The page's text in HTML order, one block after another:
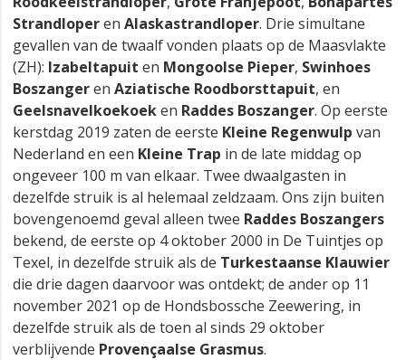
Strandloperen Alaskastrandloper. Drie simultane
gevallen van de twaalf vonden plaats op de Maasvlakte
(ZH): Izabeltapuit en Mongoolse Pieper, Swinhoes
Boszangeren Aziatische Roodborsttapuit, en
Geelsnavelkoekoeken Raddes Boszanger. Op eerste
kerstdag 2019 zaten de eerste Kleine Regenwulp van
Nederland en een Kleine Trap in de late middag op
ongeveer 100 m van elkaar. Twee dwaalgasten in
dezelfde struik is al helemaal zeldzaam. Ons zijn buiten
bovengenoemd geval alleen twee Raddes Boszangers
bekend, de eerste op 4 oktober 2000 in De Tuintjes op
Texel, in dezelfde struik als de Turkestaanse Klauwier
die drie dagen daarvoor was ontdekt; de ander op 11
november 2021 op de Hondsbossche Zeewering, in
dezelfde struik als de toen al sinds 29 oktober
verblijvende Provençaalse Grasmus.